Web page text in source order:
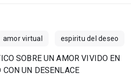
amor virtual espiritu del deseo
SOBRE UN AMOR VIVIDO EN
UN DESENLACE